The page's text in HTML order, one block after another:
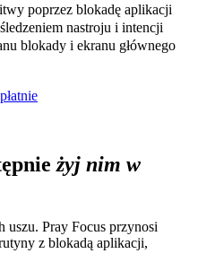
poprzez blokadę aplikacji
nastroju i intencji
blokady i ekranu głównego
żyj nim w
Pray Focus przynosi
z blokadą aplikacji,